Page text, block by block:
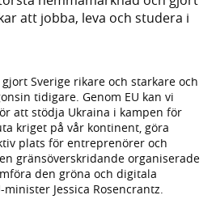
att jobba, leva och studera i
Sverige rikare och starkare och
tidigare. Genom EU kan vi
att stödja Ukraina i kampen för
kriget på vår kontinent, göra
plats för entreprenörer och
gränsöverskridande organiserade
den gröna och digitala
Jessica Rosencrantz.